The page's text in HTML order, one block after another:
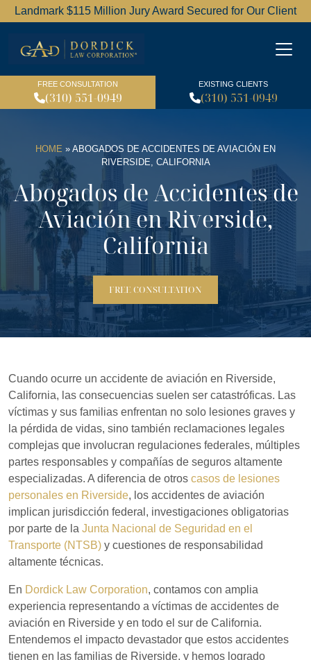
Landmark $115 Million Jury Award Secured for Our Client
Dordick Law Corporation
FREE CONSULTATION
(310) 551-0949
EXISTING CLIENTS
(310) 551-0949
HOME » ABOGADOS DE ACCIDENTES DE AVIACIÓN EN
RIVERSIDE, CALIFORNIA
Abogados de Accidentes de
Aviación en Riverside,
California
FREE CONSULTATION
Cuando ocurre un accidente de aviación en Riverside,
California, las consecuencias suelen ser catastróficas. Las
víctimas y sus familias enfrentan no solo lesiones graves y
la pérdida de vidas, sino también reclamaciones legales
complejas que involucran regulaciones federales, múltiples
partes responsables y compañías de seguros altamente
especializadas. A diferencia de otros casos de lesiones
personales en Riverside, los accidentes de aviación
implican jurisdicción federal, investigaciones obligatorias
por parte de la Junta Nacional de Seguridad en el
Transporte (NTSB) y cuestiones de responsabilidad
altamente técnicas.
En Dordick Law Corporation, contamos con amplia
experiencia representando a víctimas de accidentes de
aviación en Riverside y en todo el sur de California.
Entendemos el impacto devastador que estos accidentes
tienen en las familias de Riverside, y hemos logrado